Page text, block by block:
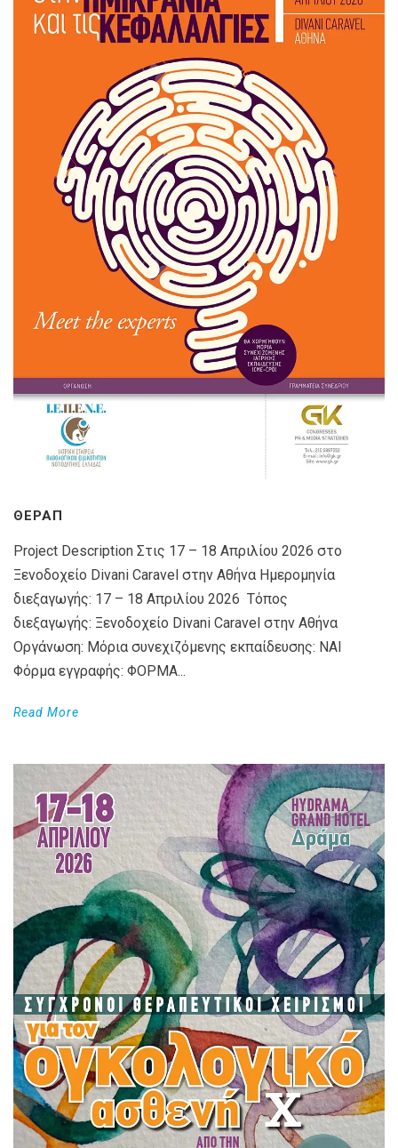
ΘΕΡΑΠ
Project Description Στις 17 – 18 Απριλίου 2026 στο
Ξενοδοχείο Divani Caravel στην Αθήνα Ημερομηνία
διεξαγωγής: 17 – 18 Απριλίου 2026 Τόπος
διεξαγωγής: Ξενοδοχείο Divani Caravel στην Αθήνα
Οργάνωση: Μόρια συνεχιζόμενης εκπαίδευσης: ΝΑΙ
Φόρμα εγγραφής: ΦΟΡΜΑ...
Read More